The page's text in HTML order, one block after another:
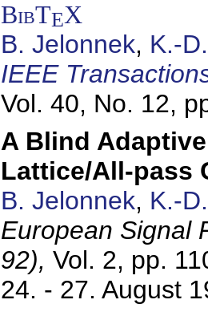
BibTEX
B. Jelonnek, K.-
IEEE
Vol. 40, No. 12,
A Blind
Lattice/All-pass
B. Jelonnek, K.-
European Signal
92), Vol. 2, pp.
24. - 27. August